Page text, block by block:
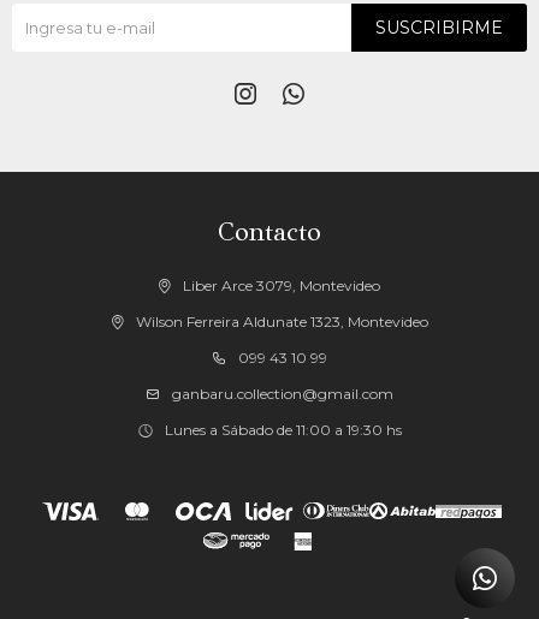
Contacto
Liber Arce 3079, Montevideo
Wilson Ferreira Aldunate 1323, Montevideo
099 43 10 99
ganbaru.collection@gmail.com
Lunes a Sábado de 11:00 a 19:30 hs
SUSCRIBIRME
 